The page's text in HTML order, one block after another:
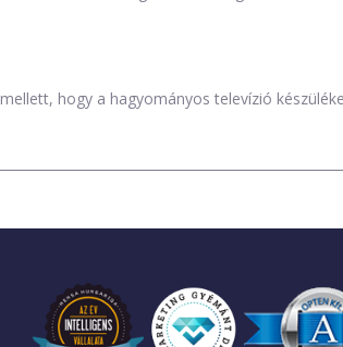
hogy a hagyományos televízió